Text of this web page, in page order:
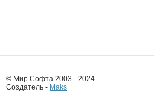
© Мир Софта 2003 - 2024
Создатель - Maks